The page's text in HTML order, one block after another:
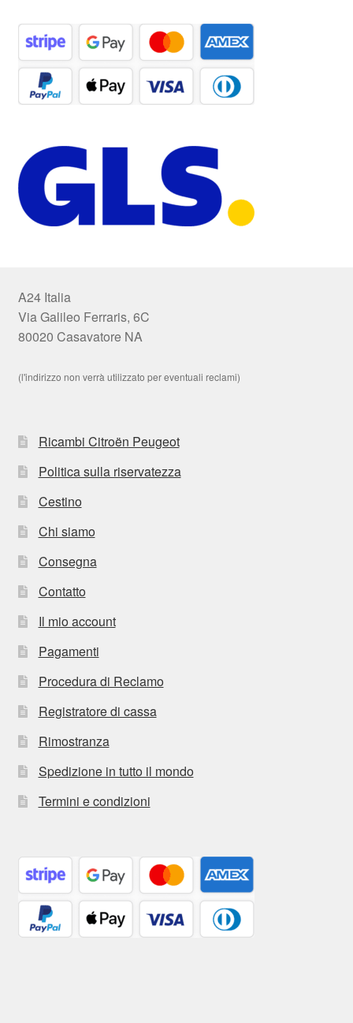
A24 Italia
Via Galileo Ferraris, 6C
80020 Casavatore NA
(l'indirizzo non verrà utilizzato per eventuali reclami)
Ricambi Citroën Peugeot
Politica sulla riservatezza
Cestino
Chi siamo
Consegna
Contatto
Il mio account
Pagamenti
Procedura di Reclamo
Registratore di cassa
Rimostranza
Spedizione in tutto il mondo
Termini e condizioni